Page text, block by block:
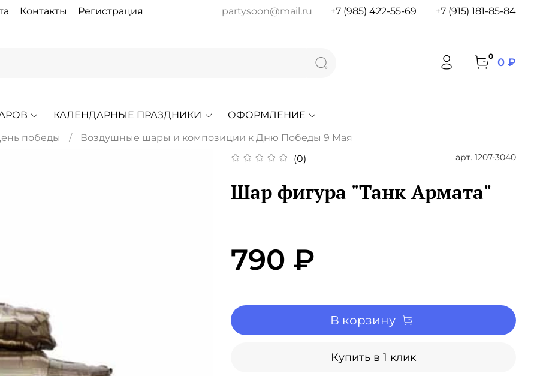
Контакты Регистрация partysoon@mail.ru +7 (985) 422-55-69 +7 (915) 181-85-84
0 0 ₽
КАЛЕНДАРНЫЕ ПРАЗДНИКИ
ОФОРМЛЕНИЕ
победы
Воздушные шары и композиции к Дню Победы 9 Мая
(0)
арт. 1207-3040
Шар фигура "Танк Армата"
790 ₽
В корзину
Купить в 1 клик